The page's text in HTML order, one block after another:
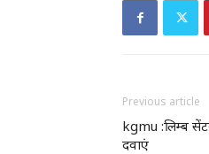
Previous article
kgmu :लिम्ब
दवाएं